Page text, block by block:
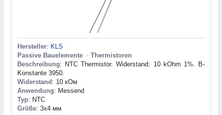
Hersteller: KLS
Passive Bauelemente > Thermistoren
Beschreibung: NTC Thermistor. Widerstand: 10 kOhm 1%. B-
Konstante 3950.
Widerstand : 10 кОм
Anwendung: Messend
Typ: NTC
Größe: 3x4 мм